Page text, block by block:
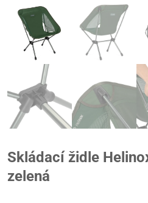
Skládací židle
zelená